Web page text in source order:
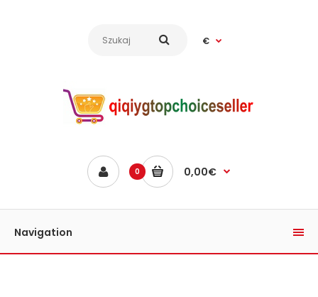
€
0 0,00€
Navigation